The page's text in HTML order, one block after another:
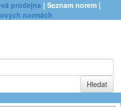
prodejna | Seznam norem |
normách